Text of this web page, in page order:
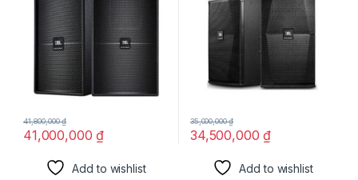
41,000,000₫
41,800,000₫
Add to wishlist
34,500,000₫
35,000,000₫
Add to wishlist